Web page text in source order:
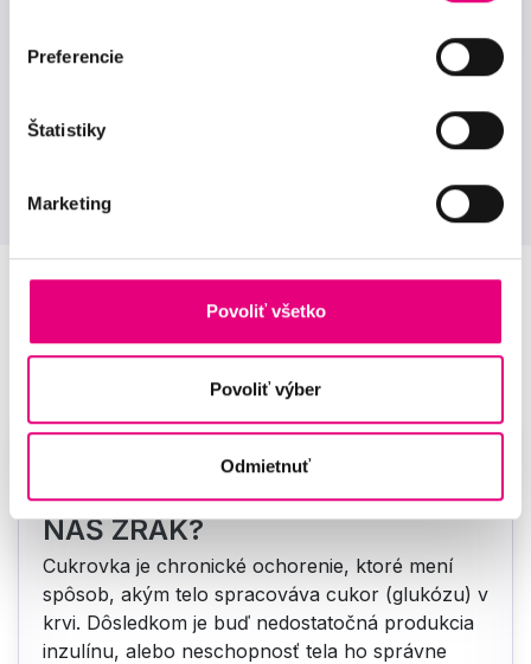
Preferencie
Štatistiky
Marketing
Povoliť všetko
Povoliť výber
Odmietnuť
Aktuality
NÁŠ ZRAK?
Cukrovka je chronické ochorenie, ktoré mení
spôsob, akým telo spracováva cukor (glukózu) v
krvi. Dôsledkom je buď nedostatočná produkcia
inzulínu, alebo neschopnosť tela ho správne